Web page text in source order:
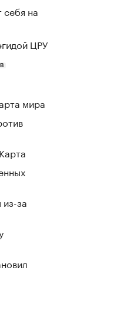
себя на
ЦРУ
мира
за